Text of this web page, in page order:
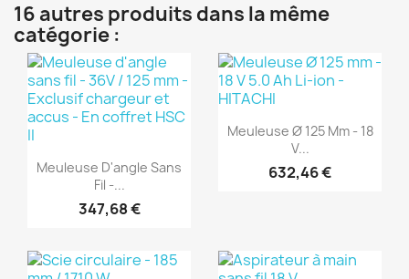
16 autres produits dans la même
catégorie :
Aperçu rapide
Meuleuse D'angle Sans
Fil -...
347,68 €
Aperçu rapide
Meuleuse Ø 125 Mm - 18
V...
632,46 €